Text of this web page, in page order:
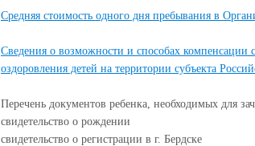
Средняя стоимость одного дня пребывания в
Сведения о возможности и способах компенсации
оздоровления детей на территории субъекта
Перечень документов ребенка, необходимых для
свидетельство о рождении
свидетельство о регистрации в г. Бердске